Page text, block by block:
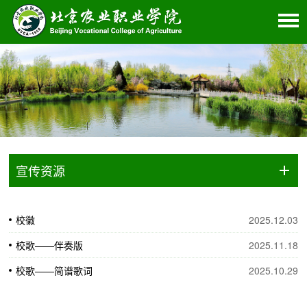
宣传资源
2025.12.03
校徽
2025.11.18
校歌——伴奏版
2025.10.29
校歌——简谱歌词